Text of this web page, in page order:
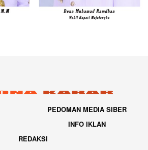
PEDOMAN MEDIA SIBER
INFO IKLAN
REDAKSI